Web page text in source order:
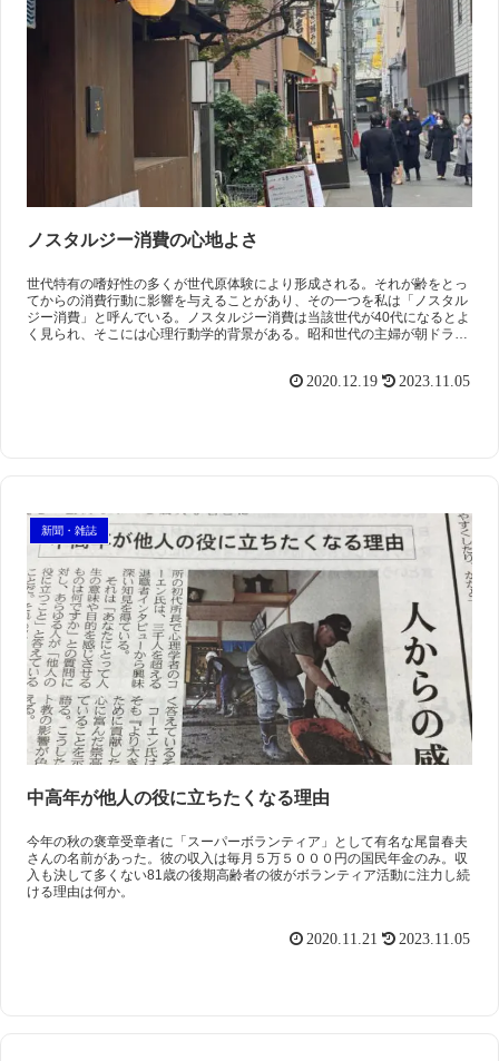
ノスタルジー消費の心地よさ
世代特有の嗜好性の多くが世代原体験により形成される。それが齢をとっ
てからの消費行動に影響を与えることがあり、その一つを私は「ノスタル
ジー消費」と呼んでいる。ノスタルジー消費は当該世代が40代になるとよ
く見られ、そこには心理行動学的背景がある。昭和世代の主婦が朝ドラを
2020.12.19
2023.11.05
新聞・雑誌
中高年が他人の役に立ちたくなる理由
今年の秋の褒章受章者に「スーパーボランティア」として有名な尾畠春夫
さんの名前があった。彼の収入は毎月５万５０００円の国民年金のみ。収
入も決して多くない81歳の後期高齢者の彼がボランティア活動に注力し続
ける理由は何か。
2020.11.21 2023.11.05